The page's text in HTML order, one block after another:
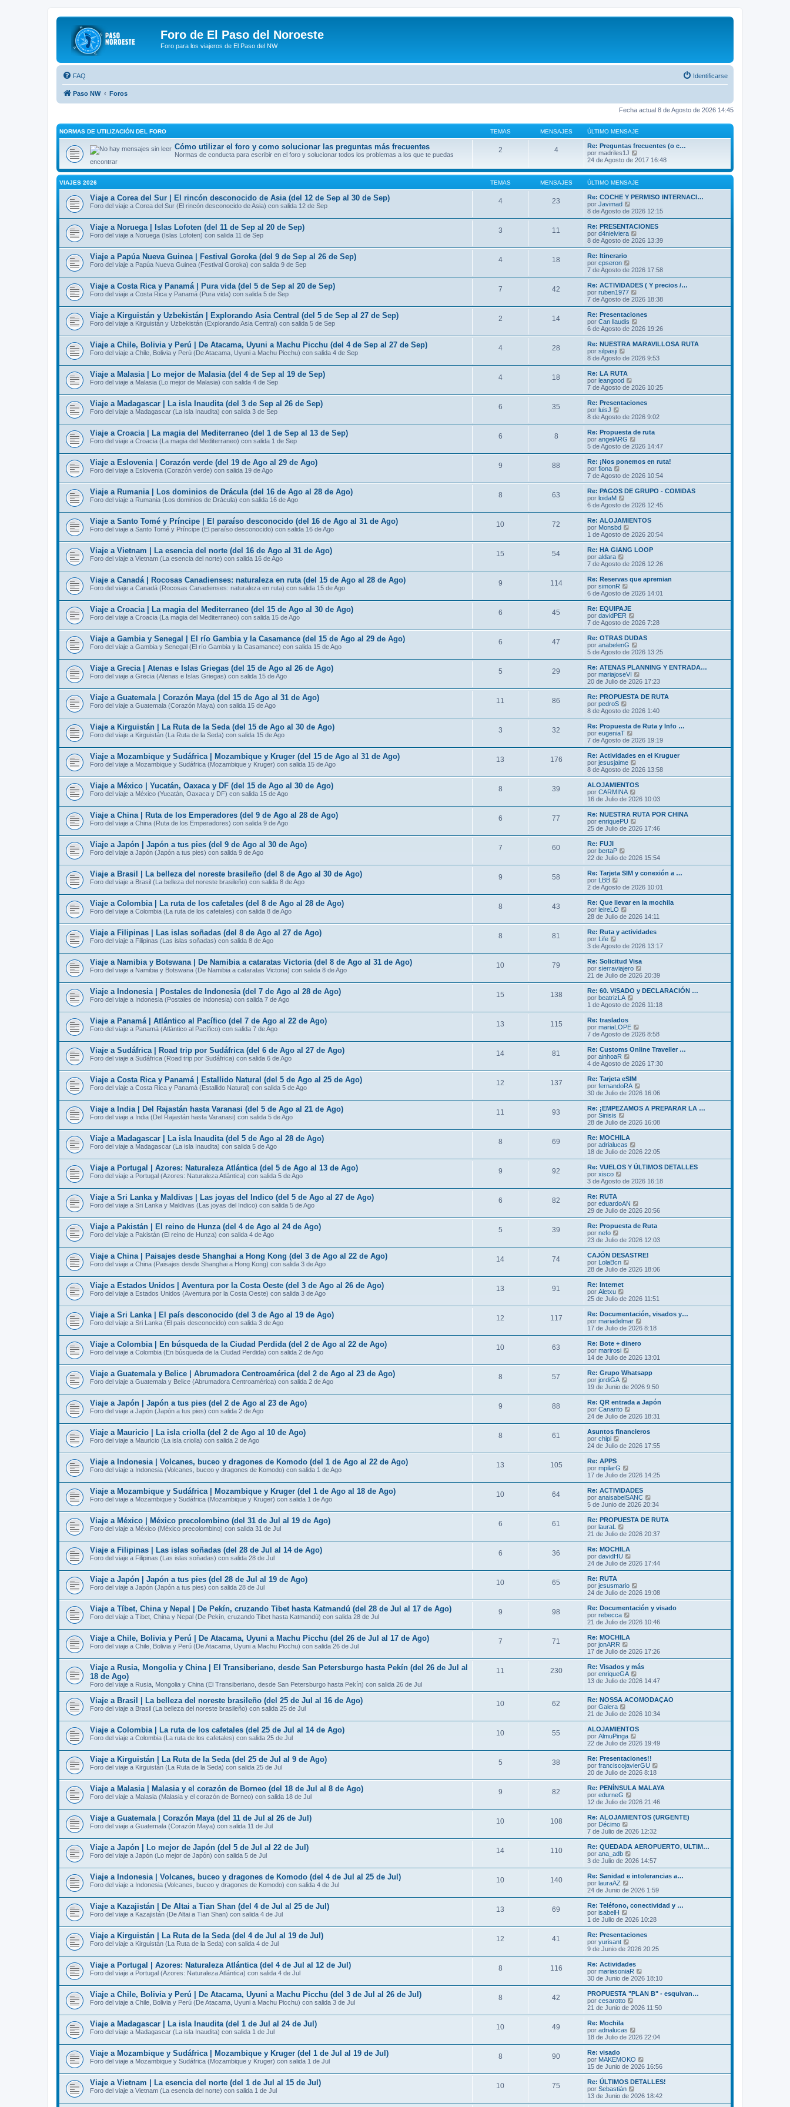
Foro de El Paso del Noroeste
Foro para los viajeros de El Paso del NW
FAQ Identificarse
Paso NW Foros
Fecha actual 8 de Agosto de 2026 14:45
NORMAS DE UTILIZACIÓN DEL FORO TEMAS MENSAJES ÚLTIMO MENSAJE
Cómo utilizar el foro y como solucionar las preguntas más frecuentes
Normas de conducta para escribir en el foro y solucionar todos los problemas a los que te puedas
encontrar
2 4
Re: Preguntas frecuentes (o c…
por madriles1J
e
ú
l
i
m
o
m
e
n
s
a
j
24 de Agosto de 2017 16:48
VIAJES 2026 TEMAS MENSAJES ÚLTIMO MENSAJE
Viaje a Corea del Sur | El rincón desconocido de Asia (del 12 de Sep al 30 de Sep)
Foro del viaje a Corea del Sur (El rincón desconocido de Asia) con salida 12 de Sep
4 23
Re: COCHE Y PERMISO INTERNACI…
por Javimad
e
r
ú
l
t
m
e
s
a
j
e
8 de Agosto de 2026 12:15
Viaje a Noruega | Islas Lofoten (del 11 de Sep al 20 de Sep)
Foro del viaje a Noruega (Islas Lofoten) con salida 11 de Sep
3 11
Re: PRESENTACIONES
por d4nielviera
e
r
t
m
o
m
e
s
j
e
8 de Agosto de 2026 13:39
Viaje a Papúa Nueva Guinea | Festival Goroka (del 9 de Sep al 26 de Sep)
Foro del viaje a Papúa Nueva Guinea (Festival Goroka) con salida 9 de Sep
4 18
Re: Itinerario
por cpseron
e
r
ú
l
t
m
o
m
e
s
j
e
7 de Agosto de 2026 17:58
Viaje a Costa Rica y Panamá | Pura vida (del 5 de Sep al 20 de Sep)
Foro del viaje a Costa Rica y Panamá (Pura vida) con salida 5 de Sep
7 42
Re: ACTIVIDADES ( Y precios /…
por ruben1977
e
r
ú
t
m
o
m
e
j
e
7 de Agosto de 2026 18:38
Viaje a Kirguistán y Uzbekistán | Explorando Asia Central (del 5 de Sep al 27 de Sep)
Foro del viaje a Kirguistán y Uzbekistán (Explorando Asia Central) con salida 5 de Sep
2 14
Re: Presentaciones
por Can llaudis
e
r
ú
t
m
e
s
j
e
6 de Agosto de 2026 19:26
Viaje a Chile, Bolivia y Perú | De Atacama, Uyuni a Machu Picchu (del 4 de Sep al 27 de Sep)
Foro del viaje a Chile, Bolivia y Perú (De Atacama, Uyuni a Machu Picchu) con salida 4 de Sep
4 28
Re: NUESTRA MARAVILLOSA RUTA
por silpasji
e
r
ú
l
t
m
o
m
e
s
a
j
e
8 de Agosto de 2026 9:53
Viaje a Malasia | Lo mejor de Malasia (del 4 de Sep al 19 de Sep)
Foro del viaje a Malasia (Lo mejor de Malasia) con salida 4 de Sep
4 18
Re: LA RUTA
por leangood
e
r
ú
t
m
o
m
e
s
j
e
7 de Agosto de 2026 10:25
Viaje a Madagascar | La isla Inaudita (del 3 de Sep al 26 de Sep)
Foro del viaje a Madagascar (La isla Inaudita) con salida 3 de Sep
6 35
Re: Presentaciones
por luisJ
e
r
ú
l
t
o
m
e
s
a
j
e
8 de Agosto de 2026 9:02
Viaje a Croacia | La magia del Mediterraneo (del 1 de Sep al 13 de Sep)
Foro del viaje a Croacia (La magia del Mediterraneo) con salida 1 de Sep
6 8
Re: Propuesta de ruta
por angelARG
e
r
ú
t
m
o
m
e
s
j
e
5 de Agosto de 2026 14:47
Viaje a Eslovenia | Corazón verde (del 19 de Ago al 29 de Ago)
Foro del viaje a Eslovenia (Corazón verde) con salida 19 de Ago
9 88
Re: ¡Nos ponemos en ruta!
por fiona
e
r
ú
l
t
m
o
m
e
s
a
j
e
7 de Agosto de 2026 10:54
Viaje a Rumania | Los dominios de Drácula (del 16 de Ago al 28 de Ago)
Foro del viaje a Rumania (Los dominios de Drácula) con salida 16 de Ago
8 63
Re: PAGOS DE GRUPO - COMIDAS
por loidaM
e
r
ú
l
t
m
o
m
e
s
a
j
e
6 de Agosto de 2026 12:45
Viaje a Santo Tomé y Príncipe | El paraíso desconocido (del 16 de Ago al 31 de Ago)
Foro del viaje a Santo Tomé y Príncipe (El paraíso desconocido) con salida 16 de Ago
10 72
Re: ALOJAMIENTOS
por Monsbd
e
r
ú
t
o
m
e
s
a
e
1 de Agosto de 2026 20:54
Viaje a Vietnam | La esencia del norte (del 16 de Ago al 31 de Ago)
Foro del viaje a Vietnam (La esencia del norte) con salida 16 de Ago
15 54
Re: HA GIANG LOOP
por aldara
e
r
ú
l
t
m
o
m
e
s
a
j
e
7 de Agosto de 2026 12:26
Viaje a Canadá | Rocosas Canadienses: naturaleza en ruta (del 15 de Ago al 28 de Ago)
Foro del viaje a Canadá (Rocosas Canadienses: naturaleza en ruta) con salida 15 de Ago
9 114
Re: Reservas que apremian
por simonR
e
r
ú
l
t
m
o
m
e
s
a
j
e
6 de Agosto de 2026 14:01
Viaje a Croacia | La magia del Mediterraneo (del 15 de Ago al 30 de Ago)
Foro del viaje a Croacia (La magia del Mediterraneo) con salida 15 de Ago
6 45
Re: EQUIPAJE
por davidPER
e
r
ú
l
t
m
o
m
e
s
j
e
7 de Agosto de 2026 7:28
Viaje a Gambia y Senegal | El río Gambia y la Casamance (del 15 de Ago al 29 de Ago)
Foro del viaje a Gambia y Senegal (El río Gambia y la Casamance) con salida 15 de Ago
6 47
Re: OTRAS DUDAS
por anabelenG
e
r
ú
l
t
m
o
m
e
s
j
e
5 de Agosto de 2026 13:25
Viaje a Grecia | Atenas e Islas Griegas (del 15 de Ago al 26 de Ago)
Foro del viaje a Grecia (Atenas e Islas Griegas) con salida 15 de Ago
5 29
Re: ATENAS PLANNING Y ENTRADA…
por mariajoseVI
e
r
ú
t
m
o
m
e
s
j
e
20 de Julio de 2026 17:23
Viaje a Guatemala | Corazón Maya (del 15 de Ago al 31 de Ago)
Foro del viaje a Guatemala (Corazón Maya) con salida 15 de Ago
11 86
Re: PROPUESTA DE RUTA
por pedroS
e
r
ú
l
t
m
o
m
e
s
a
j
e
8 de Agosto de 2026 1:40
Viaje a Kirguistán | La Ruta de la Seda (del 15 de Ago al 30 de Ago)
Foro del viaje a Kirguistán (La Ruta de la Seda) con salida 15 de Ago
3 32
Re: Propuesta de Ruta y Info …
por eugeniaT
e
r
ú
l
t
m
o
m
e
s
a
j
e
7 de Agosto de 2026 19:19
Viaje a Mozambique y Sudáfrica | Mozambique y Kruger (del 15 de Ago al 31 de Ago)
Foro del viaje a Mozambique y Sudáfrica (Mozambique y Kruger) con salida 15 de Ago
13 176
Re: Actividades en el Kruguer
por jesusjaime
e
r
ú
t
m
o
m
e
j
e
8 de Agosto de 2026 13:58
Viaje a México | Yucatán, Oaxaca y DF (del 15 de Ago al 30 de Ago)
Foro del viaje a México (Yucatán, Oaxaca y DF) con salida 15 de Ago
8 39
ALOJAMIENTOS
por CARMINA
e
r
ú
t
m
e
s
j
e
16 de Julio de 2026 10:03
Viaje a China | Ruta de los Emperadores (del 9 de Ago al 28 de Ago)
Foro del viaje a China (Ruta de los Emperadores) con salida 9 de Ago
6 77
Re: NUESTRA RUTA POR CHINA
por enriquePU
e
r
t
o
m
e
s
j
e
25 de Julio de 2026 17:46
Viaje a Japón | Japón a tus pies (del 9 de Ago al 30 de Ago)
Foro del viaje a Japón (Japón a tus pies) con salida 9 de Ago
7 60
Re: FUJI
por bertaP
e
r
ú
t
o
m
e
s
j
e
22 de Julio de 2026 15:54
Viaje a Brasil | La belleza del noreste brasileño (del 8 de Ago al 30 de Ago)
Foro del viaje a Brasil (La belleza del noreste brasileño) con salida 8 de Ago
9 58
Re: Tarjeta SIM y conexión a …
por LBB
e
r
ú
t
o
e
s
a
j
e
2 de Agosto de 2026 10:01
Viaje a Colombia | La ruta de los cafetales (del 8 de Ago al 28 de Ago)
Foro del viaje a Colombia (La ruta de los cafetales) con salida 8 de Ago
8 43
Re: Que llevar en la mochila
por leireLO
e
r
ú
t
m
o
m
e
s
a
j
e
28 de Julio de 2026 14:11
Viaje a Filipinas | Las islas soñadas (del 8 de Ago al 27 de Ago)
Foro del viaje a Filipinas (Las islas soñadas) con salida 8 de Ago
8 81
Re: Ruta y actividades
por Life
e
r
ú
l
t
m
o
m
e
s
a
j
e
3 de Agosto de 2026 13:17
Viaje a Namibia y Botswana | De Namibia a cataratas Victoria (del 8 de Ago al 31 de Ago)
Foro del viaje a Namibia y Botswana (De Namibia a cataratas Victoria) con salida 8 de Ago
10 79
Re: Solicitud Visa
por sierraviajero
e
r
ú
t
m
e
s
j
e
21 de Julio de 2026 20:39
Viaje a Indonesia | Postales de Indonesia (del 7 de Ago al 28 de Ago)
Foro del viaje a Indonesia (Postales de Indonesia) con salida 7 de Ago
15 138
Re: 60. VISADO y DECLARACIÓN …
por beatrizLA
e
r
l
t
m
o
m
e
s
a
j
e
1 de Agosto de 2026 11:18
Viaje a Panamá | Atlántico al Pacífico (del 7 de Ago al 22 de Ago)
Foro del viaje a Panamá (Atlántico al Pacífico) con salida 7 de Ago
13 115
Re: traslados
por mariaLOPE
e
r
ú
t
o
m
e
s
j
e
7 de Agosto de 2026 8:58
Viaje a Sudáfrica | Road trip por Sudáfrica (del 6 de Ago al 27 de Ago)
Foro del viaje a Sudáfrica (Road trip por Sudáfrica) con salida 6 de Ago
14 81
Re: Customs Online Traveller …
por ainhoaR
e
r
ú
l
t
m
o
m
e
a
j
e
4 de Agosto de 2026 17:30
Viaje a Costa Rica y Panamá | Estallido Natural (del 5 de Ago al 25 de Ago)
Foro del viaje a Costa Rica y Panamá (Estallido Natural) con salida 5 de Ago
12 137
Re: Tarjeta eSIM
por fernandoRA
e
r
ú
t
m
e
s
j
e
30 de Julio de 2026 16:06
Viaje a India | Del Rajastán hasta Varanasi (del 5 de Ago al 21 de Ago)
Foro del viaje a India (Del Rajastán hasta Varanasi) con salida 5 de Ago
11 93
Re: ¡EMPEZAMOS A PREPARAR LA …
por Sinisis
e
r
ú
l
t
m
o
m
e
a
j
e
28 de Julio de 2026 16:08
Viaje a Madagascar | La isla Inaudita (del 5 de Ago al 28 de Ago)
Foro del viaje a Madagascar (La isla Inaudita) con salida 5 de Ago
8 69
Re: MOCHILA
por adrialucas
e
r
ú
t
o
m
e
s
j
e
18 de Julio de 2026 22:05
Viaje a Portugal | Azores: Naturaleza Atlántica (del 5 de Ago al 13 de Ago)
Foro del viaje a Portugal (Azores: Naturaleza Atlántica) con salida 5 de Ago
9 92
Re: VUELOS Y ÚLTIMOS DETALLES
por xisco
e
r
l
t
m
o
m
e
s
a
j
e
3 de Agosto de 2026 16:18
Viaje a Sri Lanka y Maldivas | Las joyas del Indico (del 5 de Ago al 27 de Ago)
Foro del viaje a Sri Lanka y Maldivas (Las joyas del Indico) con salida 5 de Ago
6 82
Re: RUTA
por eduardoAN
e
r
ú
t
m
o
m
e
j
e
29 de Julio de 2026 20:56
Viaje a Pakistán | El reino de Hunza (del 4 de Ago al 24 de Ago)
Foro del viaje a Pakistán (El reino de Hunza) con salida 4 de Ago
5 39
Re: Propuesta de Ruta
por nefo
e
r
ú
l
t
m
o
m
e
s
a
j
e
23 de Julio de 2026 12:03
Viaje a China | Paisajes desde Shanghai a Hong Kong (del 3 de Ago al 22 de Ago)
Foro del viaje a China (Paisajes desde Shanghai a Hong Kong) con salida 3 de Ago
14 74
CAJÓN DESASTRE!
por LolaBcn
e
r
t
m
o
m
e
s
j
e
28 de Julio de 2026 18:06
Viaje a Estados Unidos | Aventura por la Costa Oeste (del 3 de Ago al 26 de Ago)
Foro del viaje a Estados Unidos (Aventura por la Costa Oeste) con salida 3 de Ago
13 91
Re: Internet
por Aletxu
e
r
ú
l
t
m
o
m
e
s
a
j
e
25 de Julio de 2026 11:51
Viaje a Sri Lanka | El país desconocido (del 3 de Ago al 19 de Ago)
Foro del viaje a Sri Lanka (El país desconocido) con salida 3 de Ago
12 117
Re: Documentación, visados y…
por mariadelmar
e
r
t
o
m
e
s
j
e
17 de Julio de 2026 8:18
Viaje a Colombia | En búsqueda de la Ciudad Perdida (del 2 de Ago al 22 de Ago)
Foro del viaje a Colombia (En búsqueda de la Ciudad Perdida) con salida 2 de Ago
10 63
Re: Bote + dinero
por marirosi
e
r
ú
t
m
o
m
e
s
j
e
14 de Julio de 2026 13:01
Viaje a Guatemala y Belice | Abrumadora Centroamérica (del 2 de Ago al 23 de Ago)
Foro del viaje a Guatemala y Belice (Abrumadora Centroamérica) con salida 2 de Ago
8 57
Re: Grupo Whatsapp
por jordiGA
e
r
ú
l
t
o
m
e
a
j
e
19 de Junio de 2026 9:50
Viaje a Japón | Japón a tus pies (del 2 de Ago al 23 de Ago)
Foro del viaje a Japón (Japón a tus pies) con salida 2 de Ago
9 88
Re: QR entrada a Japón
por Canarito
e
r
ú
t
m
e
s
a
j
e
24 de Julio de 2026 18:31
Viaje a Mauricio | La isla criolla (del 2 de Ago al 10 de Ago)
Foro del viaje a Mauricio (La isla criolla) con salida 2 de Ago
8 61
Asuntos financieros
por chipi
e
r
l
t
m
o
m
e
s
a
j
e
24 de Julio de 2026 17:55
Viaje a Indonesia | Volcanes, buceo y dragones de Komodo (del 1 de Ago al 22 de Ago)
Foro del viaje a Indonesia (Volcanes, buceo y dragones de Komodo) con salida 1 de Ago
13 105
Re: APPS
por mpilarG
e
r
ú
l
t
m
o
m
e
s
a
j
e
17 de Julio de 2026 14:25
Viaje a Mozambique y Sudáfrica | Mozambique y Kruger (del 1 de Ago al 18 de Ago)
Foro del viaje a Mozambique y Sudáfrica (Mozambique y Kruger) con salida 1 de Ago
10 64
Re: ACTIVIDADES
por anaisabelSANC
e
r
ú
t
m
e
j
e
5 de Junio de 2026 20:34
Viaje a México | México precolombino (del 31 de Jul al 19 de Ago)
Foro del viaje a México (México precolombino) con salida 31 de Jul
6 61
Re: PROPUESTA DE RUTA
por lauraL
e
r
ú
l
t
o
m
e
s
a
j
e
21 de Julio de 2026 20:37
Viaje a Filipinas | Las islas soñadas (del 28 de Jul al 14 de Ago)
Foro del viaje a Filipinas (Las islas soñadas) con salida 28 de Jul
6 36
Re: MOCHILA
por davidHU
e
r
l
t
o
m
e
j
e
24 de Julio de 2026 17:44
Viaje a Japón | Japón a tus pies (del 28 de Jul al 19 de Ago)
Foro del viaje a Japón (Japón a tus pies) con salida 28 de Jul
10 65
Re: RUTA
por jesusmario
e
r
ú
t
m
e
n
s
j
e
24 de Julio de 2026 19:08
Viaje a Tíbet, China y Nepal | De Pekín, cruzando Tibet hasta Katmandú (del 28 de Jul al 17 de Ago)
Foro del viaje a Tíbet, China y Nepal (De Pekín, cruzando Tibet hasta Katmandú) con salida 28 de Jul
9 98
Re: Documentación y visado
por rebecca
e
r
t
o
m
e
n
s
j
e
21 de Julio de 2026 10:46
Viaje a Chile, Bolivia y Perú | De Atacama, Uyuni a Machu Picchu (del 26 de Jul al 17 de Ago)
Foro del viaje a Chile, Bolivia y Perú (De Atacama, Uyuni a Machu Picchu) con salida 26 de Jul
7 71
Re: MOCHILA
por jonARR
e
r
ú
t
m
o
e
n
s
a
j
e
17 de Julio de 2026 17:26
Viaje a Rusia, Mongolia y China | El Transiberiano, desde San Petersburgo hasta Pekín (del 26 de Jul al
18 de Ago)
Foro del viaje a Rusia, Mongolia y China (El Transiberiano, desde San Petersburgo hasta Pekín) con salida 26 de Jul
11 230
Re: Visados y más
por enriqueGA
e
ú
l
i
m
o
e
n
s
a
j
e
13 de Julio de 2026 14:47
Viaje a Brasil | La belleza del noreste brasileño (del 25 de Jul al 16 de Ago)
Foro del viaje a Brasil (La belleza del noreste brasileño) con salida 25 de Jul
10 62
Re: NOSSA ACOMODAÇAO
por Galera
e
r
ú
l
t
m
o
m
e
s
a
j
e
21 de Julio de 2026 10:34
Viaje a Colombia | La ruta de los cafetales (del 25 de Jul al 14 de Ago)
Foro del viaje a Colombia (La ruta de los cafetales) con salida 25 de Jul
10 55
ALOJAMIENTOS
por AlmuPinga
e
r
ú
l
t
m
o
m
e
s
j
e
22 de Julio de 2026 19:49
Viaje a Kirguistán | La Ruta de la Seda (del 25 de Jul al 9 de Ago)
Foro del viaje a Kirguistán (La Ruta de la Seda) con salida 25 de Jul
5 38
Re: Presentaciones!!
por franciscojavierGU
r
ú
t
m
o
s
e
20 de Julio de 2026 8:18
Viaje a Malasia | Malasia y el corazón de Borneo (del 18 de Jul al 8 de Ago)
Foro del viaje a Malasia (Malasia y el corazón de Borneo) con salida 18 de Jul
9 82
Re: PENÍNSULA MALAYA
por edurneG
e
r
ú
t
m
o
m
e
s
j
e
12 de Julio de 2026 21:46
Viaje a Guatemala | Corazón Maya (del 11 de Jul al 26 de Jul)
Foro del viaje a Guatemala (Corazón Maya) con salida 11 de Jul
10 108
Re: ALOJAMIENTOS (URGENTE)
por Décimo
e
r
ú
l
t
m
o
m
e
s
j
e
7 de Julio de 2026 12:32
Viaje a Japón | Lo mejor de Japón (del 5 de Jul al 22 de Jul)
Foro del viaje a Japón (Lo mejor de Japón) con salida 5 de Jul
14 110
Re: QUEDADA AEROPUERTO, ULTIM…
por ana_adb
e
r
ú
t
o
m
e
s
j
e
3 de Julio de 2026 14:57
Viaje a Indonesia | Volcanes, buceo y dragones de Komodo (del 4 de Jul al 25 de Jul)
Foro del viaje a Indonesia (Volcanes, buceo y dragones de Komodo) con salida 4 de Jul
10 140
Re: Sanidad e intolerancias a…
por lauraAZ
e
r
ú
t
m
o
m
e
s
a
e
24 de Junio de 2026 1:59
Viaje a Kazajistán | De Altai a Tian Shan (del 4 de Jul al 25 de Jul)
Foro del viaje a Kazajistán (De Altai a Tian Shan) con salida 4 de Jul
13 69
Re: Teléfono, conectividad y …
por isabelH
e
r
ú
l
t
m
o
m
e
s
a
j
e
1 de Julio de 2026 10:28
Viaje a Kirguistán | La Ruta de la Seda (del 4 de Jul al 19 de Jul)
Foro del viaje a Kirguistán (La Ruta de la Seda) con salida 4 de Jul
12 41
Re: Presentaciones
por yurisant
e
r
ú
l
t
m
o
m
e
a
j
e
9 de Junio de 2026 20:25
Viaje a Portugal | Azores: Naturaleza Atlántica (del 4 de Jul al 12 de Jul)
Foro del viaje a Portugal (Azores: Naturaleza Atlántica) con salida 4 de Jul
8 116
Re: Actividades
por mariasoniaR
e
r
ú
t
m
e
a
j
e
30 de Junio de 2026 18:10
Viaje a Chile, Bolivia y Perú | De Atacama, Uyuni a Machu Picchu (del 3 de Jul al 26 de Jul)
Foro del viaje a Chile, Bolivia y Perú (De Atacama, Uyuni a Machu Picchu) con salida 3 de Jul
8 42
PROPUESTA "PLAN B" - esquivan…
por cesarotto
e
r
l
t
o
m
e
s
a
j
21 de Junio de 2026 11:50
Viaje a Madagascar | La isla Inaudita (del 1 de Jul al 24 de Jul)
Foro del viaje a Madagascar (La isla Inaudita) con salida 1 de Jul
10 49
Re: Mochila
por adrialucas
e
r
t
m
o
m
e
18 de Julio de 2026 22:04
Viaje a Mozambique y Sudáfrica | Mozambique y Kruger (del 1 de Jul al 19 de Jul)
Foro del viaje a Mozambique y Sudáfrica (Mozambique y Kruger) con salida 1 de Jul
8 90
Re: visado
por MAKEMOKO
e
r
ú
t
15 de Junio de 2026 16:56
Viaje a Vietnam | La esencia del norte (del 1 de Jul al 15 de Jul)
Foro del viaje a Vietnam (La esencia del norte) con salida 1 de Jul
10 75
Re: ÚLTIMOS DETALLES!
por Sebastián
e
r
13 de Junio de 2026 18:42